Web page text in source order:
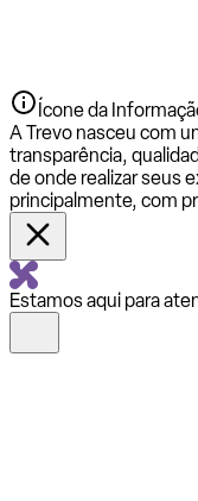
Ícone da
A Trevo nasceu com
transparência,
de onde realizar seus
principalmente, com
Estamos aqui para